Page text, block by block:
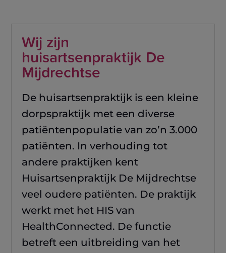
Wij zijn
huisartsenpraktijk De
Mijdrechtse
De huisartsenpraktijk is een kleine
dorpspraktijk met een diverse
patiëntenpopulatie van zo’n 3.000
patiënten. In verhouding tot
andere praktijken kent
Huisartsenpraktijk De Mijdrechtse
veel oudere patiënten. De praktijk
werkt met het HIS van
HealthConnected. De functie
betreft een uitbreiding van het